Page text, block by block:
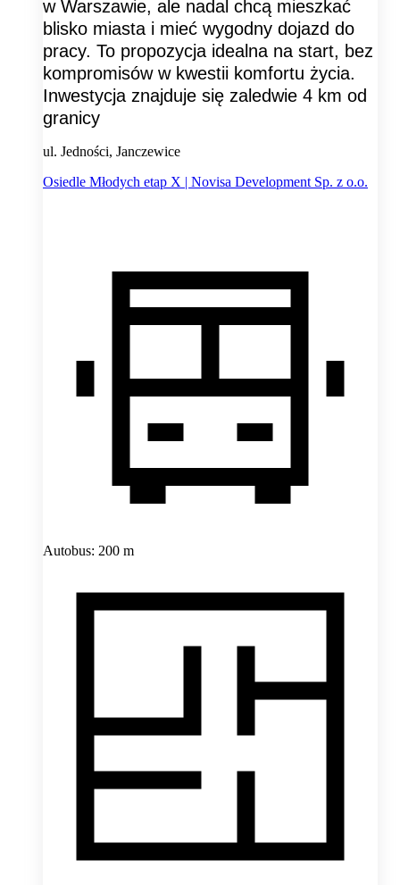
w Warszawie, ale nadal chcą mieszkać
blisko miasta i mieć wygodny dojazd do
pracy. To propozycja idealna na start, bez
kompromisów w kwestii komfortu życia.
Inwestycja znajduje się zaledwie 4 km od
granicy
ul. Jedności, Janczewice
Osiedle Młodych etap X | Novisa Development Sp. z o.o.
Autobus: 200 m